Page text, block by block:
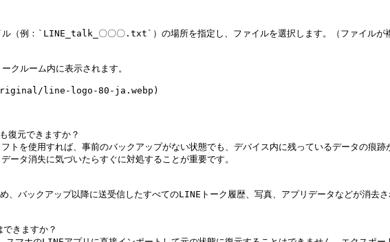
（例：`LINE_talk_〇〇〇.txt`）の場所を指定し、ファイルを選択します。（ファイルが
ルーム内に表示されます。
line-logo-80-ja.webp)
用すれば、事前のバックアップがない状態でも、デバイス内に残っているデータの痕跡
ータ消失に気づいたらすぐに対処することが重要です。
ックアップ以降に送受信したすべてのLINEトーク履歴、写真、アプリデータなどが消去さ